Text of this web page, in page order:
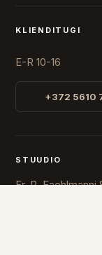
KLIENDITUGI
E-R 10-16
+372 5610
STUUDIO
Fr. R. Faehlmanni